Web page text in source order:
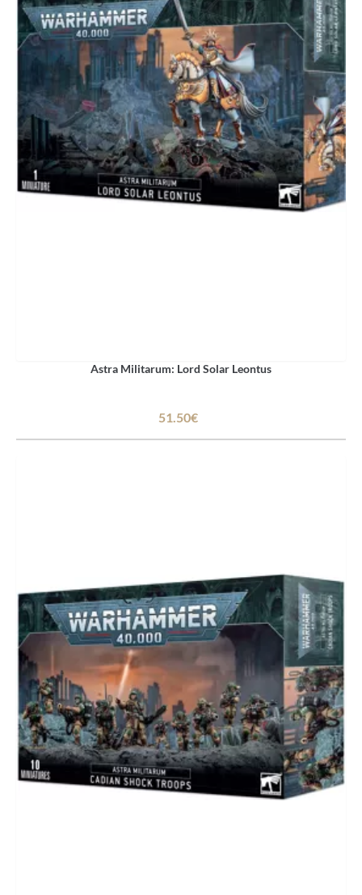
Astra Militarum: Lord Solar Leontus
51.50€